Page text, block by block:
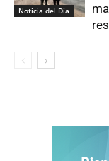
Noticia del Día